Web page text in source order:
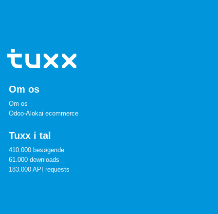
Om os
Om os
Odoo-Alokai ecommerce
Tuxx i tal
410.000 besøgende
61.000 downloads
183.000 API requests